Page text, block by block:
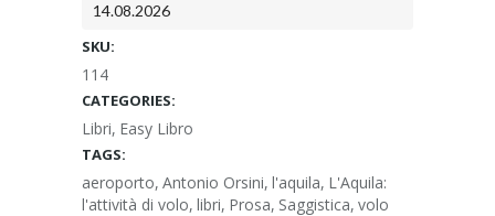
14.08.2026
SKU:
114
CATEGORIES:
Libri, Easy Libro
TAGS:
aeroporto, Antonio Orsini, l'aquila, L'Aquila:
l'attività di volo, libri, Prosa, Saggistica, volo